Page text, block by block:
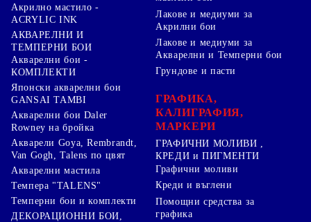
Акрилно мастило -
ACRYLIC INK
АКВАРЕЛНИ И
ТЕМПЕРНИ БОИ
Акварелни бои -
КОМПЛЕКТИ
Японски акварелни бои
GANSAI TAMBI
Акварелни бои Daler
Rowney на бройка
Акварели Goya, Rembrandt,
Van Gogh, Talens по цвят
Акварелни мастила
Темпера "TALENS"
Темперни бои и комплекти
ДЕКОРАЦИОННИ БОИ,
Лакове и медиуми за
Акрилни бои
Лакове и медиуми за
Акварелни и Темперни бои
Грундове и пасти
ГРАФИКА,
КАЛИГРАФИЯ,
МАРКЕРИ
ГРАФИЧНИ МОЛИВИ ,
КРЕДИ и ПИГМЕНТИ
Графични моливи
Креди и въглени
Помощни средства за
графика